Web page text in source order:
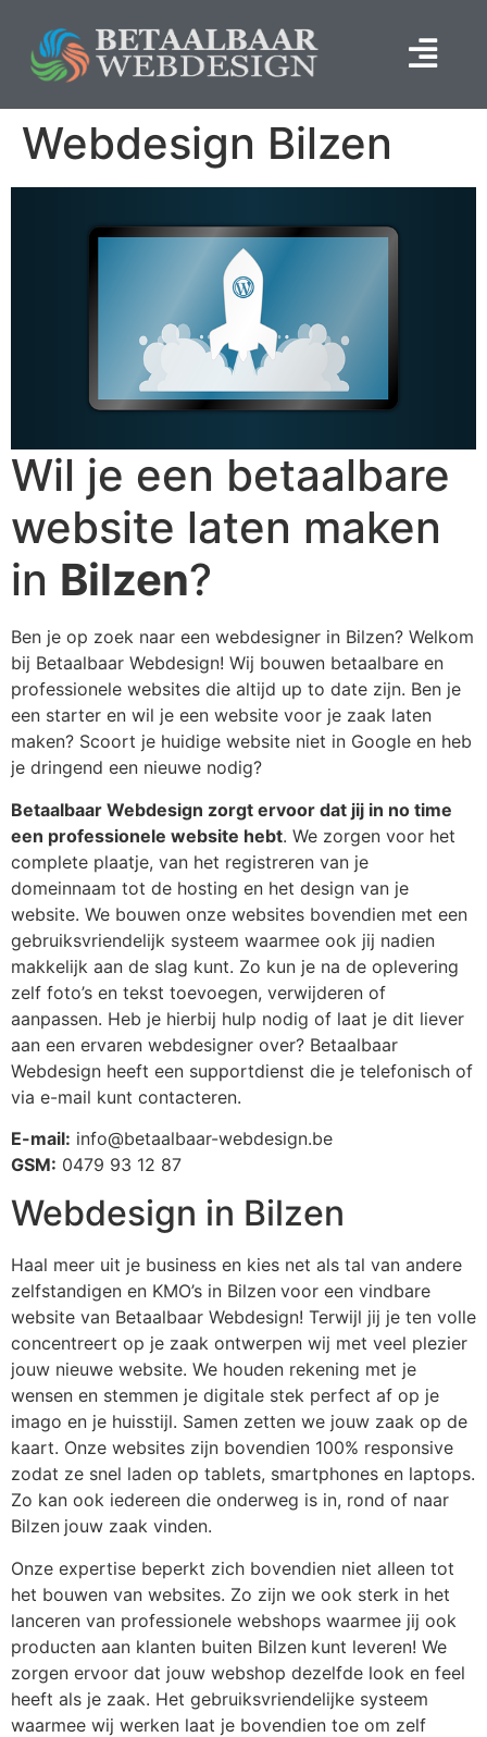
Webdesign Bilzen
Wil je een betaalbare
website laten maken
in Bilzen?
Ben je op zoek naar een webdesigner in Bilzen? Welkom
bij Betaalbaar Webdesign! Wij bouwen betaalbare en
professionele websites die altijd up to date zijn. Ben je
een starter en wil je een website voor je zaak laten
maken? Scoort je huidige website niet in Google en heb
je dringend een nieuwe nodig?
Betaalbaar Webdesign zorgt ervoor dat jij in no time
een professionele website hebt. We zorgen voor het
complete plaatje, van het registreren van je
domeinnaam tot de hosting en het design van je
website. We bouwen onze websites bovendien met een
gebruiksvriendelijk systeem waarmee ook jij nadien
makkelijk aan de slag kunt. Zo kun je na de oplevering
zelf foto’s en tekst toevoegen, verwijderen of
aanpassen. Heb je hierbij hulp nodig of laat je dit liever
aan een ervaren webdesigner over? Betaalbaar
Webdesign heeft een supportdienst die je telefonisch of
via e-mail kunt contacteren.
E-mail: info@betaalbaar-webdesign.be
GSM: 0479 93 12 87
Webdesign in Bilzen
Haal meer uit je business en kies net als tal van andere
zelfstandigen en KMO’s in Bilzen voor een vindbare
website van Betaalbaar Webdesign! Terwijl jij je ten volle
concentreert op je zaak ontwerpen wij met veel plezier
jouw nieuwe website. We houden rekening met je
wensen en stemmen je digitale stek perfect af op je
imago en je huisstijl. Samen zetten we jouw zaak op de
kaart. Onze websites zijn bovendien 100% responsive
zodat ze snel laden op tablets, smartphones en laptops.
Zo kan ook iedereen die onderweg is in, rond of naar
Bilzen jouw zaak vinden.
Onze expertise beperkt zich bovendien niet alleen tot
het bouwen van websites. Zo zijn we ook sterk in het
lanceren van professionele webshops waarmee jij ook
producten aan klanten buiten Bilzen kunt leveren! We
zorgen ervoor dat jouw webshop dezelfde look en feel
heeft als je zaak. Het gebruiksvriendelijke systeem
waarmee wij werken laat je bovendien toe om zelf